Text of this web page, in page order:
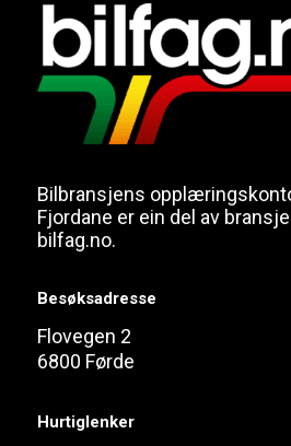
Bilbransjens
Fjordane er ein del av
bilfag.no.
Besøksadresse
Flovegen 2
6800 Førde
Hurtiglenker